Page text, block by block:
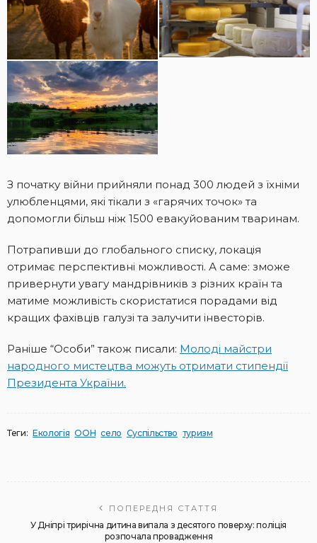
З початку війни прийняли понад 300 людей з їхніми
улюбленцями, які тікали з «гарячих точок» та
допомогли більш ніж 1500 евакуйованим тваринам.
Потрапивши до глобального списку, локація
отримає перспективні можливості. А саме: зможе
привернути увагу мандрівників з різних країн та
матиме можливість скористатися порадами від
кращих фахівців галузі та залучити інвесторів.
Раніше “Особи” також писали: Молоді майстри
народного мистецтва можуть отримати стипендії
Президента України.
Теги: Екологія ООН село Суспільство туризм
ПОПЕРЕДНЯ СТАТТЯ
У Дніпрі трирічна дитина випала з десятого поверху: поліція
розпочала провадження